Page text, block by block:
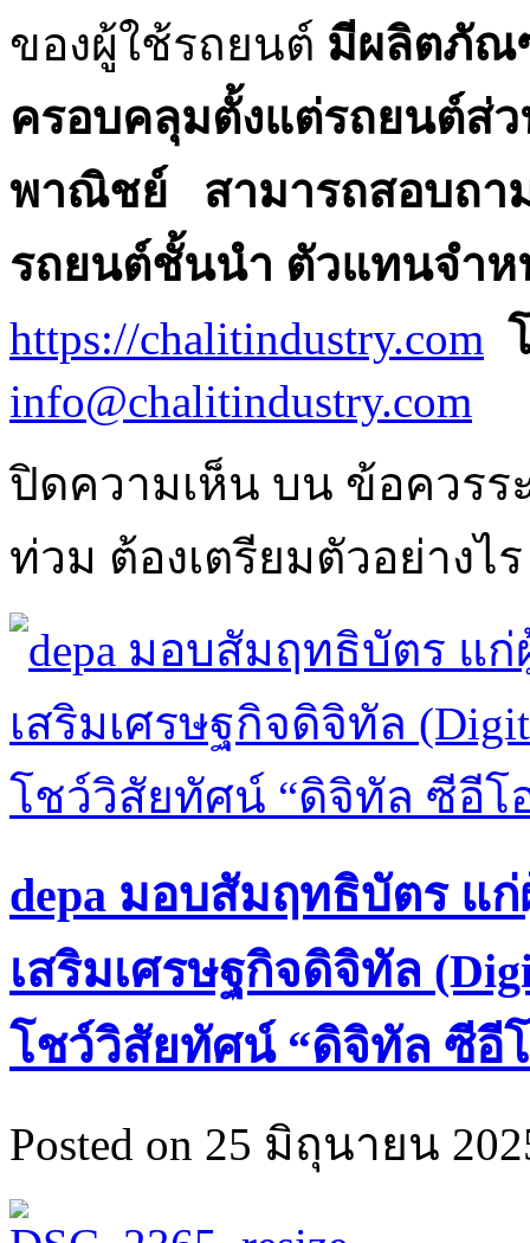
ของผู้ใช้รถยนต์ มีผลิตภัณ
ครอบคลุมตั้งแต่รถยนต์ส่
พาณิชย์ สามารถสอบถาม
รถยนต์ชั้นนำ ตัวแทนจำห
https://chalitindustry.com
info@chalitindustry.com
ปิดความเห็น บน ข้อควรร
ท่วม ต้องเตรียมตัวอย่างไร
depa มอบสัมฤทธิบัตร แ
เสริมเศรษฐกิจดิจิทัล
โชว์วิสัยทัศน์ “ดิจิทัล ซีอี
Posted on 25 มิถุนายน